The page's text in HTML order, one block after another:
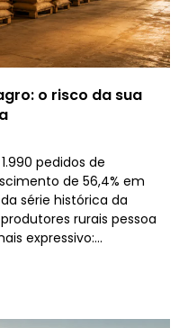
o risco da sua
pedidos de
de 56,4% em
série histórica da
rurais pessoa
expressivo:...